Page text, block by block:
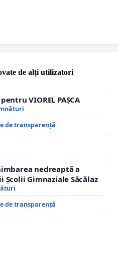
de alți utilizatori
VIOREL PAȘCA
de transparență
nedreaptă a
Școlii Gimnaziale Săcălaz
de transparență